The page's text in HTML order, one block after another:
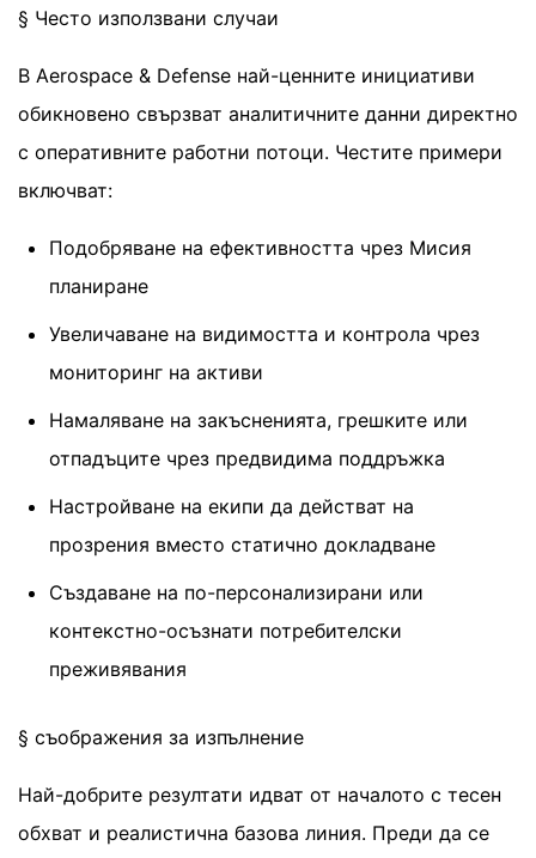
§ Често използвани случаи
В Aerospace & Defense най-ценните инициативи
обикновено свързват аналитичните данни директно
с оперативните работни потоци. Честите примери
включват:
Подобряване на ефективността чрез Мисия
планиране
Увеличаване на видимостта и контрола чрез
мониторинг на активи
Намаляване на закъсненията, грешките или
отпадъците чрез предвидима поддръжка
Настройване на екипи да действат на
прозрения вместо статично докладване
Създаване на по-персонализирани или
контекстно-осъзнати потребителски
преживявания
§ съображения за изпълнение
Най-добрите резултати идват от началото с тесен
обхват и реалистична базова линия. Преди да се